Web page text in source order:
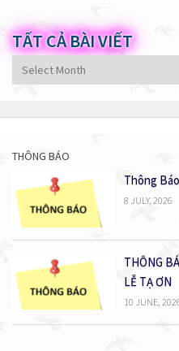
TẤT CẢ BÀI VIẾT
Tất
cả
viết
THÔNG BÁO
Thông
8 JULY, 2026
THÔNG
LỄ TẠ ƠN
10 JUNE,